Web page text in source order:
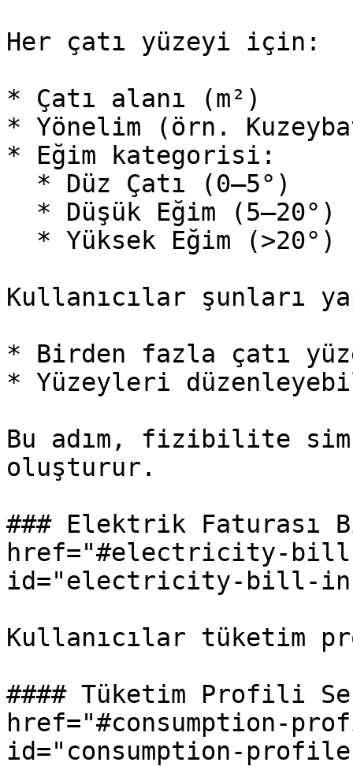
Her çatı yüzeyi için:
* Çatı alanı (m²)
* Yönelim (örn.
* Eğim kategorisi:
Kullanıcılar şunları
* Birden fazla çatı
* Yüzeyleri
Bu adım, fizibilite
oluşturur.
### Elektrik Faturası
href="#electricity-
id="electricity-bill-
Kullanıcılar tüketim
#### Tüketim Profili
href="#consumption-
id="consumption-